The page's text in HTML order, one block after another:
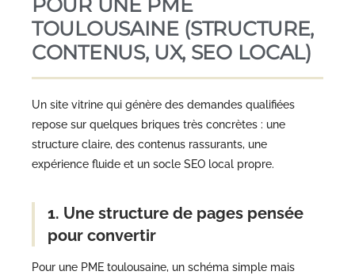
TOULOUSAINE (STRUCTURE,
CONTENUS, UX, SEO LOCAL)
Un site vitrine qui génère des demandes qualifiées
repose sur quelques briques très concrètes : une
structure claire, des contenus rassurants, une
expérience fluide et un socle SEO local propre.
1. Une structure de pages pensée
pour convertir
Pour une PME toulousaine, un schéma simple mais